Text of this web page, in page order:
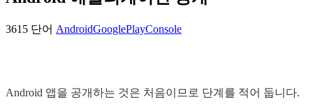
3615 단어 AndroidGooglePlayConsole
Android 앱을 공개하는 것은 처음이므로 단계를 적어 둡니다.